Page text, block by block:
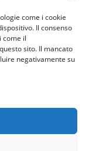
come i cookie
Il consenso
come il
sito. Il mancato
negativamente su